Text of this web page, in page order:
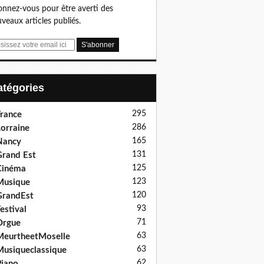
vous pour être averti des
articles publiés.
295
286
165
Est 131
125
123
120
93
71
63
63